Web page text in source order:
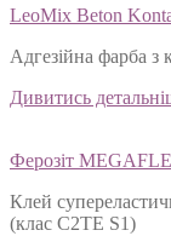
LeoMix Beton
Адгезійна фарба
Дивитись
Ферозіт
Клей
(клас С2ТЕ S1)